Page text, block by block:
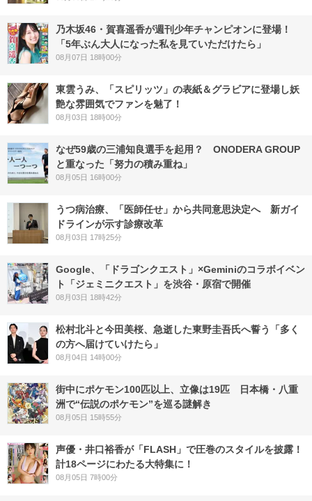
乃木坂46・賀喜遥香が週刊少年チャンピオンに登場！
「5年ぶん大人になった私を見ていただけたら」
08月07日 18時00分
東雲うみ、「スピリッツ」の表紙＆グラビアに登場し妖
艶な雰囲気でファンを魅了！
08月03日 18時00分
なぜ59歳の三浦知良選手を起用？ ONODERA GROUP
と重なった「努力の積み重ね」
08月05日 16時00分
うつ病治療、「医師任せ」から共同意思決定へ 新ガイ
ドラインが示す診療改革
08月03日 17時25分
Google、「ドラゴンクエスト」×Geminiのコラボイベン
ト「ジェミニクエスト」を渋谷・原宿で開催
08月03日 18時42分
松村北斗と今田美桜、急逝した東野圭吾氏へ誓う「多く
の方へ届けていけたら」
08月04日 14時00分
街中にポケモン100匹以上、立像は19匹 日本橋・八重
洲で“伝説のポケモン”を巡る謎解き
08月05日 15時55分
声優・井口裕香が「FLASH」で圧巻のスタイルを披露！
計18ページにわたる大特集に！
08月05日 7時00分